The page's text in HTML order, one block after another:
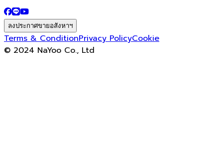
ลงประกาศขายอสังหาฯ
Terms & ConditionPrivacy PolicyCookie
© 2024 NaYoo Co., Ltd